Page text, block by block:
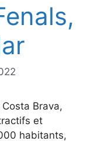
Brava,
et
habitants,